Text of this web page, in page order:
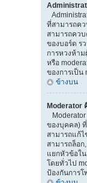
ที่สามารถค
สามารถคว
ของบอร์ด ร
การหวงห้าม
หรือ
ของการเป็น
ข้างบน
Moderator
ของบุคคล)
สามารถแก้
สามารถล็อก
แยกหัวข้อใ
โดยทั่วไป
ป้องกันการ